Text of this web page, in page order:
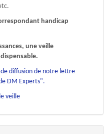
handicap
une veille
diffusion de notre lettre
DM Experts".
veille